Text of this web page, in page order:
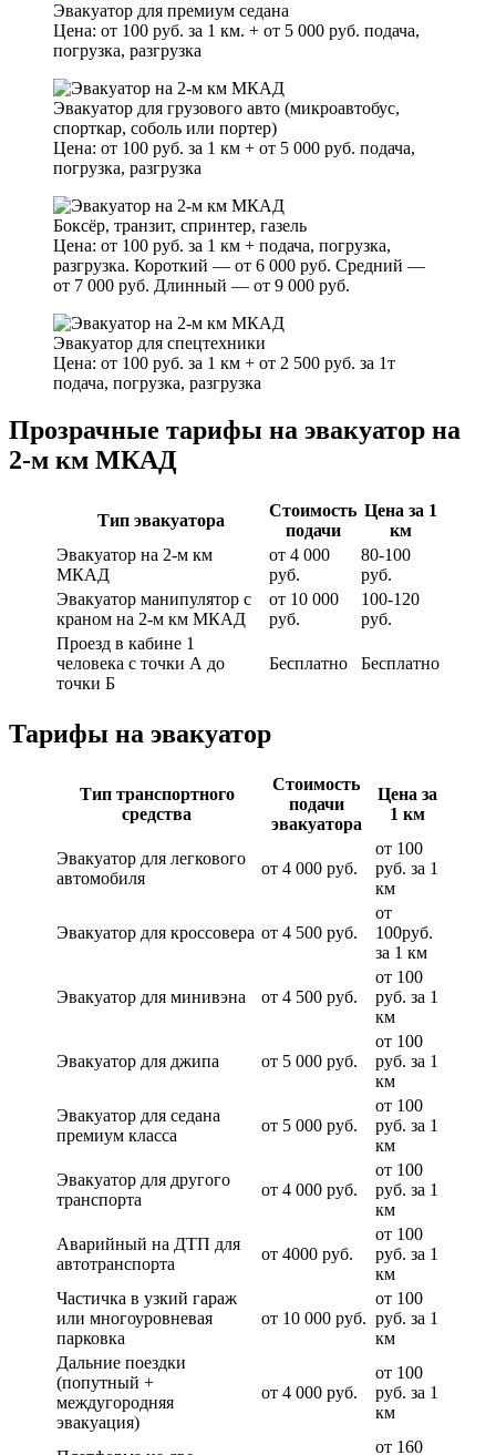
Эвакуатор для премиум седана
Цена: от 100 руб. за 1 км. + от 5 000 руб. подача,
погрузка, разгрузка
Эвакуатор для грузового авто (микроавтобус,
спорткар, соболь или портер)
Цена: от 100 руб. за 1 км + от 5 000 руб. подача,
погрузка, разгрузка
Боксёр, транзит, спринтер, газель
Цена: от 100 руб. за 1 км + подача, погрузка,
разгрузка. Короткий — от 6 000 руб. Средний —
от 7 000 руб. Длинный — от 9 000 руб.
Эвакуатор для спецтехники
Цена: от 100 руб. за 1 км + от 2 500 руб. за 1т
подача, погрузка, разгрузка
Прозрачные тарифы на эвакуатор на
2-м км МКАД
Тип эвакуатора
Стоимость
подачи
Цена за 1
км
Эвакуатор на 2-м км
МКАД
от 4 000
руб.
80-100
руб.
Эвакуатор манипулятор с
краном на 2-м км МКАД
от 10 000
руб.
100-120
руб.
Проезд в кабине 1
человека с точки А до
точки Б
Бесплатно Бесплатно
Тарифы на эвакуатор
Тип транспортного
средства
Стоимость
подачи
эвакуатора
Цена за
1 км
Эвакуатор для легкового
автомобиля
от 4 000 руб.
от 100
руб. за 1
км
Эвакуатор для кроссовера от 4 500 руб.
от
100руб.
за 1 км
Эвакуатор для минивэна от 4 500 руб.
от 100
руб. за 1
км
Эвакуатор для джипа от 5 000 руб.
от 100
руб. за 1
км
Эвакуатор для седана
премиум класса
от 5 000 руб.
от 100
руб. за 1
км
Эвакуатор для другого
транспорта
от 4 000 руб.
от 100
руб. за 1
км
Аварийный на ДТП для
автотранспорта
от 4000 руб.
от 100
руб. за 1
км
Частичка в узкий гараж
или многоуровневая
парковка
от 10 000 руб.
от 100
руб. за 1
км
Дальние поездки
(попутный +
междугородняя
эвакуация)
от 4 000 руб.
от 100
руб. за 1
км
от 160